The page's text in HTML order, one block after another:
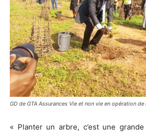
GD de GTA Assurances Vie et non vie en opération
« Planter un arbre, c’est une